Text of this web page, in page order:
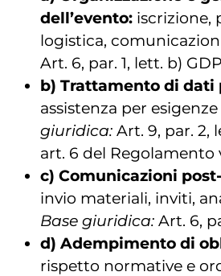
dell’evento: iscrizione,
logistica,
Art. 6, par. 1, lett. b)
b) Trattamento di dati
assistenza per
giuridica: Art. 9, par. 2,
art. 6 del Regolamento
c) Comunicazioni
invio materiali, inviti,
Base giuridica: Art. 6,
d) Adempimento di
rispetto normative e